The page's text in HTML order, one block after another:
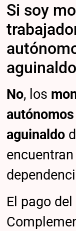
Si soy
No, los
aguinaldo
El pago del